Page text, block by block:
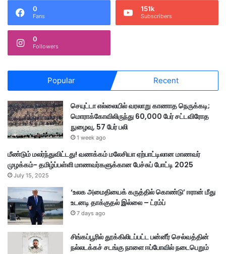
0
Fans
151k
Subscribers
0
Followers
Popular Recent
செயுட்டா எல்லையில் வரலாறு காணாத நெருக்கடி;
மொராக்கோவிலிருந்து 60,000 பேர் சட்டவிரோத
நுழைவு, 57 பேர் பலி
1 week ago
மீண்டும் மலர்ந்துவிட்டது! வணக்கம் மலேசியா ஏற்பாட்டிலான மாணவர்
முழக்கம்- தமிழ்ப்பள்ளி மாணவர்களுக்கான பேச்சுப் போட்டி 2025
July 15, 2025
‘உலக அமைதியைக் கருத்தில் கொண்டு’ ஈரான் மீது
உடனடி தாக்குதல் இல்லை – ட்ரம்ப்
7 days ago
சிங்கப்பூரில் தூக்கிலிடப்பட்ட பன்னீர் செல்வத்தின்
நல்லடக்கச் சடங்கு நாளை ஈப்போவில் நடைபெறும்